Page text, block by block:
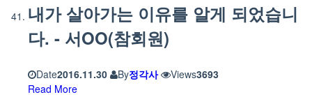
내가 살아가는 이유를 알게 되었습니
다. - 서OO(참회원)
Date2016.11.30 By정각사 Views3693
Read More